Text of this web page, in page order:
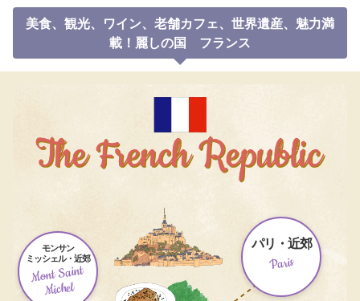
美食、観光、ワイン、老舗カフェ、世界遺産、魅力満
載！ 麗しの国 フランス
パリ・近郊
Paris
モンサン
ミッシェル・近郊
Mont Saint
Michel